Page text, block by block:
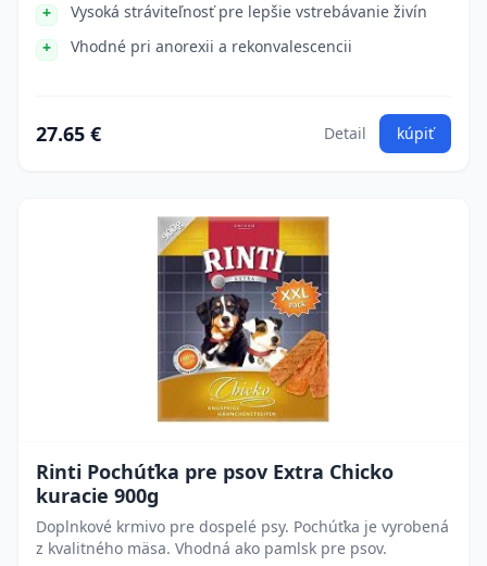
Vysoká stráviteľnosť pre lepšie vstrebávanie živín
Vhodné pri anorexii a rekonvalescencii
27.65 € Detail kúpiť
Rinti Pochúťka pre psov Extra Chicko
kuracie 900g
Doplnkové krmivo pre dospelé psy. Pochúťka je vyrobená
z kvalitného mäsa. Vhodná ako pamlsk pre psov.